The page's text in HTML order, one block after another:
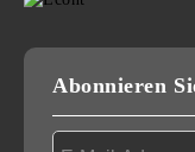
Abonnieren